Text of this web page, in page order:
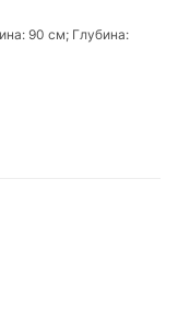
90 см; Глубина: